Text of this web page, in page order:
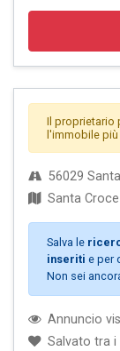
Il proprietario
l'immobile più
56029
Santa
Salva le
inseriti e per
Non sei
Annuncio
Salvato tra